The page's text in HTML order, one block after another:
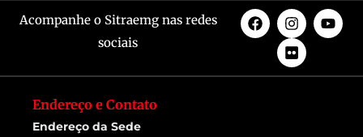
Acompanhe o Sitraemg nas redes
sociais
Endereço e Contato
Endereço da Sede